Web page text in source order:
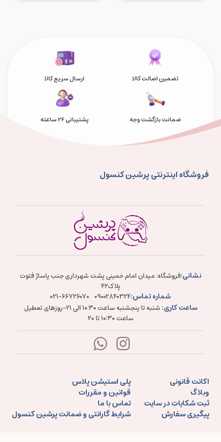
تضمین اصالت کالا ارسال سریع کالا
ضمانت بازگشت وجه پشتیبانی 24 ساعته
فروشگاه اینترنتی پرشین کنسول
نشانی:فروشگاه: میدان امام خمینی پشت شهرداری جنب پاساژ فتوت
پلاک۴۲
شماره تماس:09002840324
021-66726070
ساعت کاری:
شنبه تا پنجشنبه ساعت ۱۰:۳۰ الی ۲۱-روزهای تعطیل
ساعت ۱۰:۳۰ تا ۲۰
اکانت قانونی
پلی استیشن پلاس
وبلاگ
قوانین و مقررات
ثبت شکایات در سایت
تماس با ما
پیگیری سفارش
شرایط گارانتی و ضمانت پرشین کنسول